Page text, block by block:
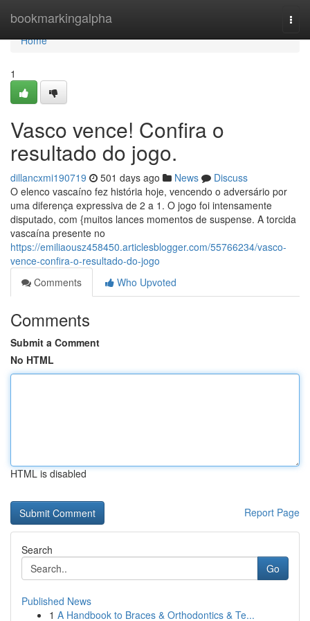
bookmarkingalpha
Home
Home
1
Vasco vence! Confira o
resultado do jogo.
dillancxmi190719 501 days ago News
Discuss
O elenco vascaíno fez história hoje, vencendo o adversário por
uma diferença expressiva de 2 a 1. O jogo foi intensamente
disputado, com {muitos lances momentos de suspense. A torcida
vascaína presente no
https://emiliaousz458450.articlesblogger.com/55766234/vasco-
vence-confira-o-resultado-do-jogo
Comments
Who Upvoted
Comments
Submit a Comment
No HTML
HTML is disabled
Report Page
Search
Go
Published News
1 A Handbook to Braces & Orthodontics & Te...